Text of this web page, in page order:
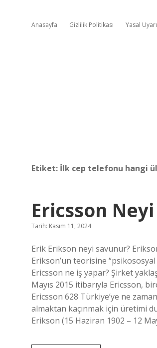
Anasayfa Gizlilik Politikası Yasal Uyarı
Etiket: İlk cep telefonu hangi
Ericsson
Tarih: Kasım 11, 2024
Erik Erikson neyi savunur?
Erikson’un teorisine
Ericsson ne iş yapar? Şirket
Mayıs 2015 itibarıyla Ericsson,
Ericsson 628 Türkiye’ye ne
almaktan kaçınmak için üretimi
Erikson (15 Haziran 1902 – 12